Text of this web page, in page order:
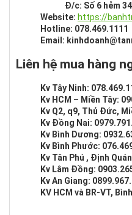
Đ/c: Số 6 hẻm
Website: https://
Hotline: 078.469.1111
Email:
Liên hệ mua hàng
Kv Tây Ninh:
Kv HCM – Miền Tây:
Kv Q2, q9, Thủ Đức,
Kv Đồng Nai:
Kv Bình Dương:
Kv Bình Phước:
Kv Tân Phú , Định
Kv Lâm Đồng:
Kv An Giang:
KV HCM và BR-VT,